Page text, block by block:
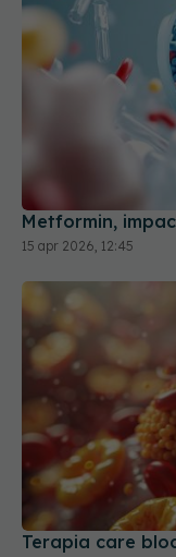
Metformin,
15 apr 2026, 12:45
Terapia care